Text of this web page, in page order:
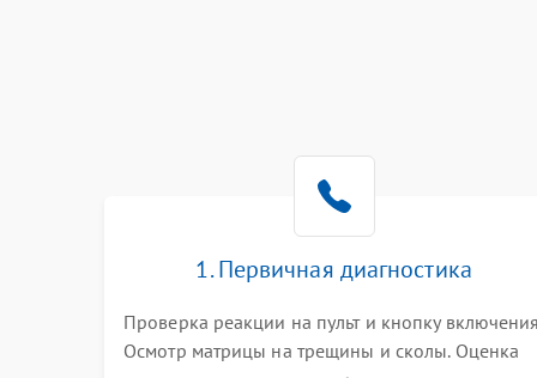
Программное обеспечение
Корпус и механика
1. Первичная диагностика
Проверка реакции на пульт и кнопку
Осмотр матрицы на трещины и сколы. Оценка